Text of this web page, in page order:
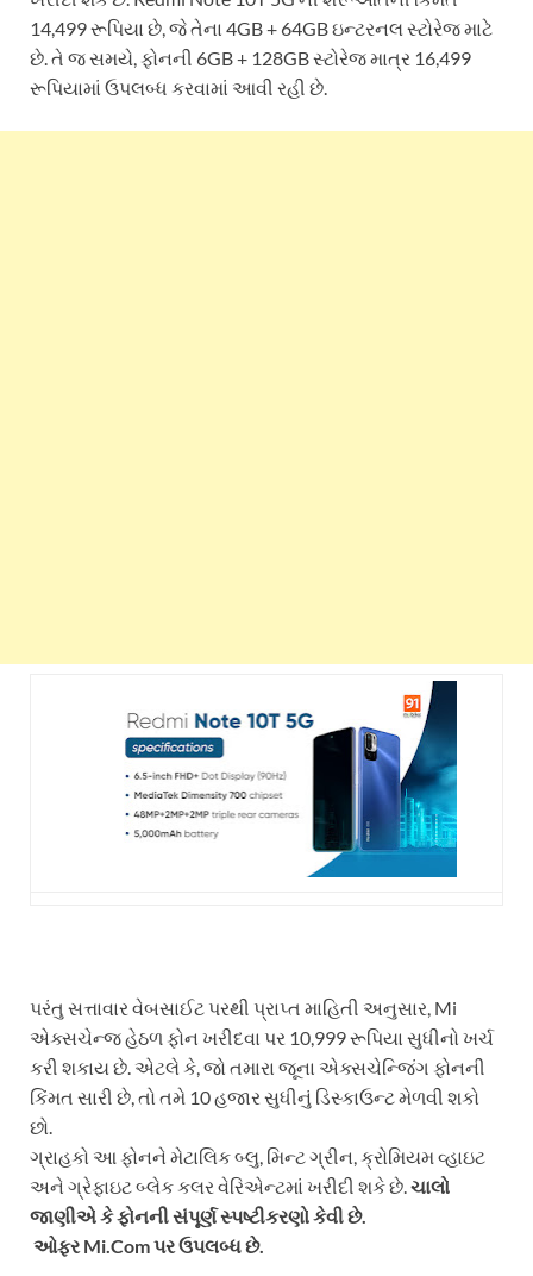
14,499 રૂપિયા છે, જે તેના 4GB + 64GB ઇન્ટરનલ સ્ટોરેજ માટે
છે. તે જ સમયે, ફોનની 6GB + 128GB સ્ટોરેજ માત્ર 16,499
રૂપિયામાં ઉપલબ્ધ કરવામાં આવી રહી છે.
પરંતુ સત્તાવાર વેબસાઈટ પરથી પ્રાપ્ત માહિતી અનુસાર, Mi
એક્સચેન્જ હેઠળ ફોન ખરીદવા પર 10,999 રૂપિયા સુધીનો ખર્ચ
કરી શકાય છે. એટલે કે, જો તમારા જૂના એક્સચેન્જિંગ ફોનની
કિંમત સારી છે, તો તમે 10 હજાર સુધીનું ડિસ્કાઉન્ટ મેળવી શકો
છો.
ગ્રાહકો આ ફોનને મેટાલિક બ્લુ, મિન્ટ ગ્રીન, ક્રોમિયમ વ્હાઇટ
અને ગ્રેફાઇટ બ્લેક કલર વેરિએન્ટમાં ખરીદી શકે છે. ચાલો
જાણીએ કે ફોનની સંપૂર્ણ સ્પષ્ટીકરણો કેવી છે.
ઓફર Mi.Com પર ઉપલબ્ધ છે.